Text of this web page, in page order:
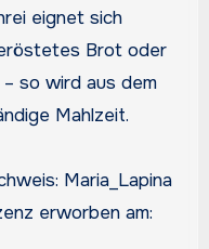
eignet sich
Brot oder
so wird aus dem
Mahlzeit.